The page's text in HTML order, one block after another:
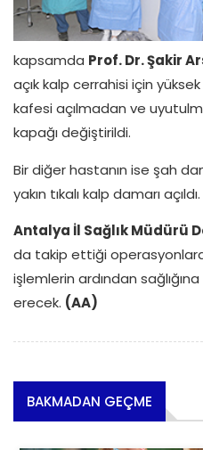
kapsamda Prof. Dr. Şakir
açık kalp cerrahisi için
kafesi açılmadan ve
kapağı değiştirildi.
Bir diğer hastanın ise şah
yakın tıkalı kalp damarı açıldı.
Antalya İl Sağlık Müdürü
da takip ettiği
işlemlerin ardından
erecek. (AA)
BAKMADAN GEÇME